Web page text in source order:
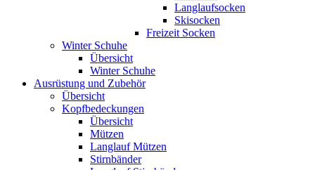
Langlaufsocken
Skisocken
Freizeit Socken
Winter Schuhe
Übersicht
Winter Schuhe
Ausrüstung und Zubehör
Übersicht
Kopfbedeckungen
Übersicht
Mützen
Langlauf Mützen
Stirnbänder